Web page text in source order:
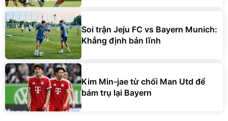
Soi trận Jeju FC vs Bayern Munich:
Khẳng định bản lĩnh
Kim Min-jae từ chối Man Utd để
bám trụ lại Bayern